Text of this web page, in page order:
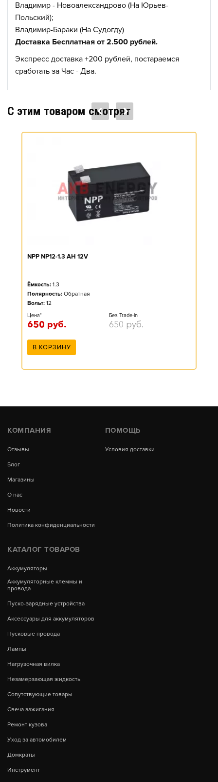
Владимир - Новоалександрово (На Юрьев-
Польский);
Владимир-Бараки (На Судогду)
Доставка Бесплатная от 2.500 рублей.
Экспресс доставка +200 рублей, постараемся
сработать за Час - Два.
C этим товаром смотрят
NPP NP12-1.3 AH 12V
Ёмкость: 1.3
Полярность: Обратная
Вольт: 12
Цена*
650 руб.
Без Trade-in
650 руб.
В КОРЗИНУ
КОМПАНИЯ
Отзывы
Блог
Магазины
О нас
Новости
Политика конфиденциальности
ПОМОЩЬ
Условия доставки
КАТАЛОГ ТОВАРОВ
Аккумуляторы
Аккумуляторные клеммы и
провода
Пуско-зарядные устройства
Аксессуары для аккумуляторов
Пусковые провода
Лампы
Нагрузочная вилка
Незамерзающая жидкость
Сопутствующие товары
Свеча зажигания
Ремонт кузова
Уход за автомобилем
Домкраты
Инструмент